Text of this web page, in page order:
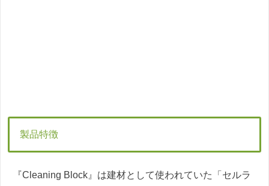
製品特徴
『Cleaning Block』は建材として使われていた「セルラ